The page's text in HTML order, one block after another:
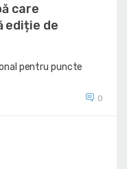
care
ediție de
pentru puncte
0